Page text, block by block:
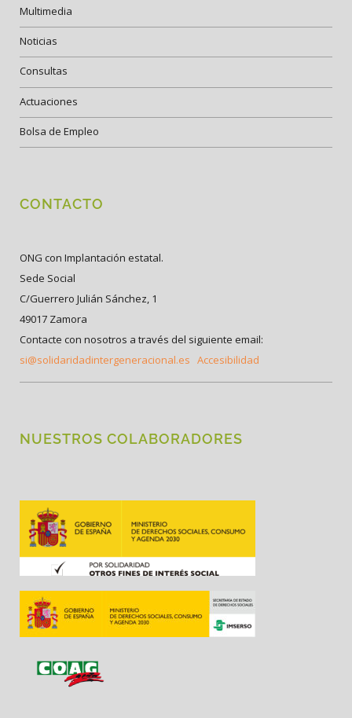
Multimedia
Noticias
Consultas
Actuaciones
Bolsa de Empleo
CONTACTO
ONG con Implantación estatal.
Sede Social
C/Guerrero Julián Sánchez, 1
49017 Zamora
Contacte con nosotros a través del siguiente email:
si@solidaridadintergeneracional.es Accesibilidad
NUESTROS COLABORADORES